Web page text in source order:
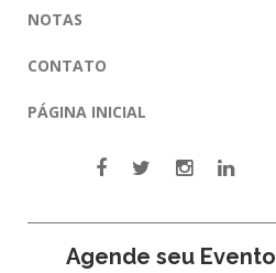
NOTAS
CONTATO
PÁGINA INICIAL
Agende seu Evento